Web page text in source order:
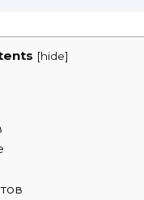
[hide]